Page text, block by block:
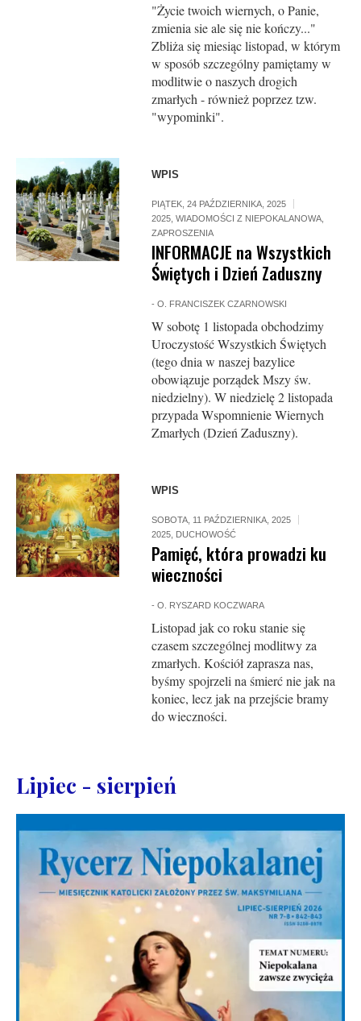
"Życie twoich wiernych, o Panie,
zmienia sie ale się nie kończy..."
Zbliża się miesiąc listopad, w którym
w sposób szczególny pamiętamy w
modlitwie o naszych drogich
zmarłych - również poprzez tzw.
"wypominki".
WPIS
PIĄTEK, 24 PAŹDZIERNIKA, 2025
2025 ,WIADOMOŚCI Z NIEPOKALANOWA
ZAPROSZENIA
INFORMACJE na Wszystkich
Świętych i Dzień Zaduszny
-O. FRANCISZEK CZARNOWSKI
W sobotę 1 listopada obchodzimy
Uroczystość Wszystkich Świętych
(tego dnia w naszej bazylice
obowiązuje porządek Mszy św.
niedzielny). W niedzielę 2 listopada
przypada Wspomnienie Wiernych
Zmarłych (Dzień Zaduszny).
WPIS
SOBOTA, 11 PAŹDZIERNIKA, 2025
2025 DUCHOWOŚĆ
Pamięć, która prowadzi ku
wieczności
-O. RYSZARD KOCZWARA
Listopad jak co roku stanie się
czasem szczególnej modlitwy za
zmarłych. Kościół zaprasza nas,
byśmy spojrzeli na śmierć nie jak na
koniec, lecz jak na przejście bramy
do wieczności.
Lipiec - sierpień